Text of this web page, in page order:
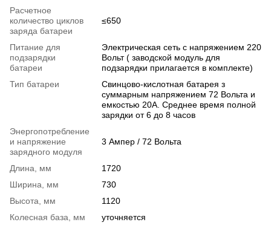
Расчетное
количество циклов
заряда батареи
≤650
Питание для
подзарядки
батареи
Электрическая сеть с напряжением 220
Вольт ( заводской модуль для
подзарядки прилагается в комплекте)
Тип батареи
Свинцово-кислотная батарея з
суммарным напряжением 72 Вольта и
емкостью 20A. Среднее время полной
зарядки от 6 до 8 часов
Энергопотребление
и напряжение
зарядного модуля
3 Ампер / 72 Вольта
Длина, мм
1720
Ширина, мм
730
Высота, мм
1120
Колесная база, мм
уточняется